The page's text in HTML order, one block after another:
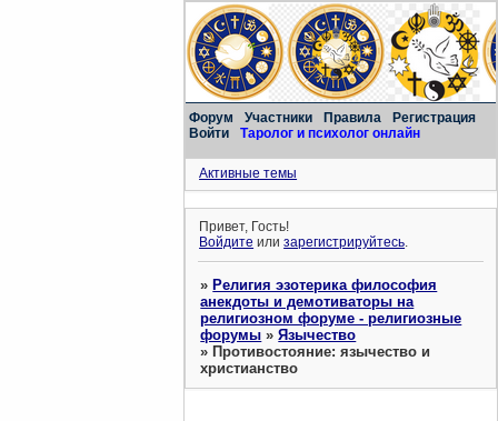
Форум Участники Правила
Регистрация
Войти
Таролог и психолог онлайн
Активные темы
Привет, Гость!
Войдите илизарегистрируйтесь.
»Религия эзотерика философия
анекдоты и демотиваторы на
религиозном форуме - религиозные
форумы »Язычество
»Противостояние: язычество и
христианство